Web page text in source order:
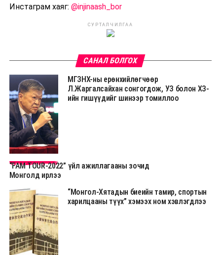
Инстаграм хаяг: @injinaash_bor
СУРТАЛЧИЛГАА
САНАЛ БОЛГОХ
МГЗНХ-ны ерөнхийлөгчөөр
Л.Жаргалсайхан сонгогдож, УЗ болон ХЗ-
ийн гишүүдийг шинээр томиллоо
Соёлын яам, Mongolian National Film Council хамтран зохион байгуулж байгаа “FAM TOUR-2022” үйл ажиллагааны зочид болох National Geographic TV телевизийн продюсер Кэрри Реган, HBO Max телевизийн продюсер Крутин Пател, “Viking Warrior Wowan” киноны зохиолч, продюсер Себастиан Петер өнөөдөр ирлээ.
“FAM TOUR-2022” үйл ажиллагааны зочид
Монголд ирлээ
“Монгол-Хятадын биеийн тамир, спортын
харилцааны түүх” хэмээх ном хэвлэгдлээ